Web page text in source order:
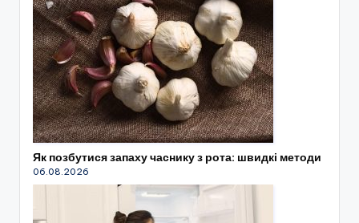
Як позбутися запаху часнику з рота: швидкі методи
06.08.2026